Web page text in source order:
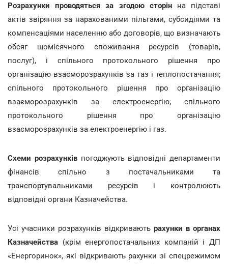
Розрахунки проводяться за згодою сторінна підставі
актів звіряння за нарахованими пільгами, субсидіями та
компенсаціями населенню або договорів, що визначають
обсяг щомісячного споживання ресурсів (товарів,
послуг), і спільного протокольного рішення про
організацію взаєморозрахунків за газ і теплопостачання;
спільного протокольного рішення про організацію
взаєморозрахунків за електроенергію; спільного
протокольного рішення про організацію
взаєморозрахунків за електроенергію і газ.
Схеми розрахунківпогоджують відповідні департаменти
фінансів спільно з постачальниками та
транспортувальниками ресурсів і контролюють
відповідні органи Казначейства.
Усі учасники розрахунків відкривають рахунки в органах
Казначейства (крім енергопостачальних компаній і ДП
«Енергоринок», які відкривають рахунки зі спецрежимом